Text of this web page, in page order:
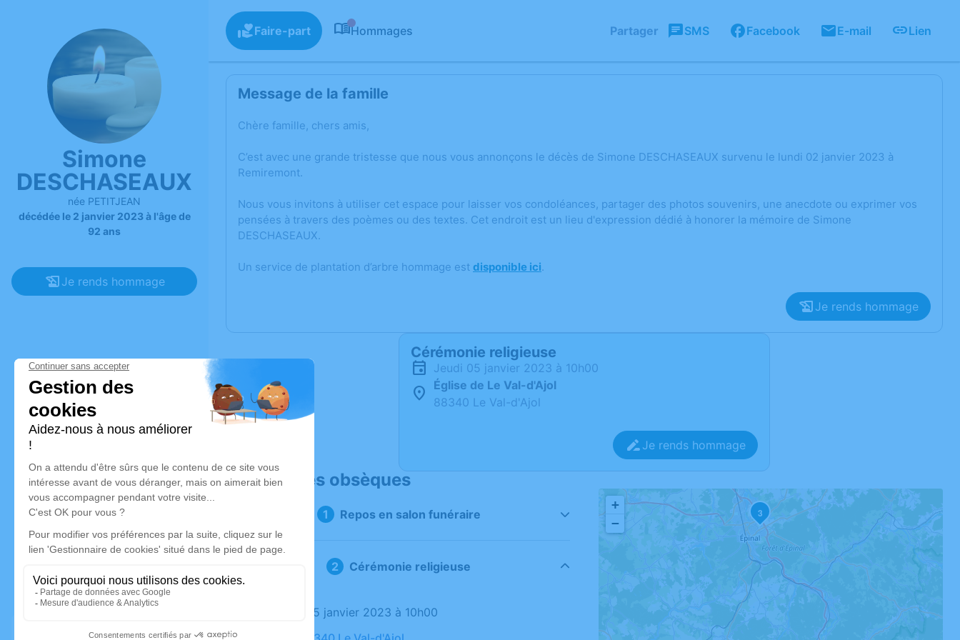
Simone
DESCHASEAUX
née PETITJEAN
décédée le 2 janvier 2023 à l'âge de
92 ans
Je rends hommage
Faire-part Hommages Partager SMS Facebook E-mail Lien
Message de la famille
Chère famille, chers amis,
C’est avec une grande tristesse que nous vous annonçons le décès de Simone DESCHASEAUX survenu le lundi 02 janvier 2023 à
Remiremont.
Nous vous invitons à utiliser cet espace pour laisser vos condoléances, partager des photos souvenirs, une anecdote ou exprimer vos
pensées à travers des poèmes ou des textes. Cet endroit est un lieu d'expression dédié à honorer la mémoire de Simone
DESCHASEAUX.
Un service de plantation d’arbre hommage est disponible ici.
Je rends hommage
Cérémonie religieuse
jeudi 05 janvier 2023 à 10h00
Église de Le Val-d'Ajol
88340 Le Val-d'Ajol
Je rends hommage
Déroulé des obsèques
Repos en salon funéraire
Cérémonie religieuse
Le jeudi 05 janvier 2023 à 10h00
3
+
−